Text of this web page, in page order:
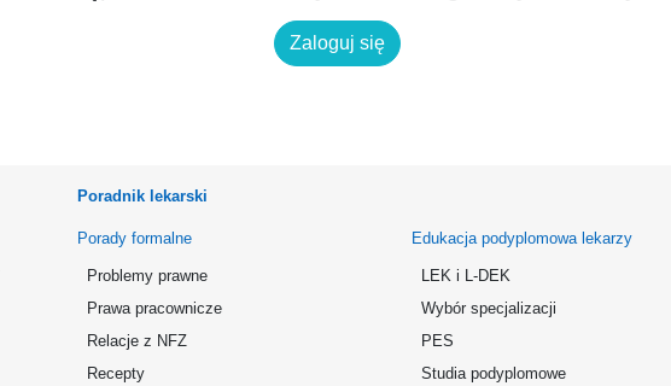
Zaloguj się
Poradnik lekarski
Porady formalne
Problemy prawne
Prawa pracownicze
Relacje z NFZ
Recepty
Edukacja podyplomowa lekarzy
LEK i L-DEK
Wybór specjalizacji
PES
Studia podyplomowe